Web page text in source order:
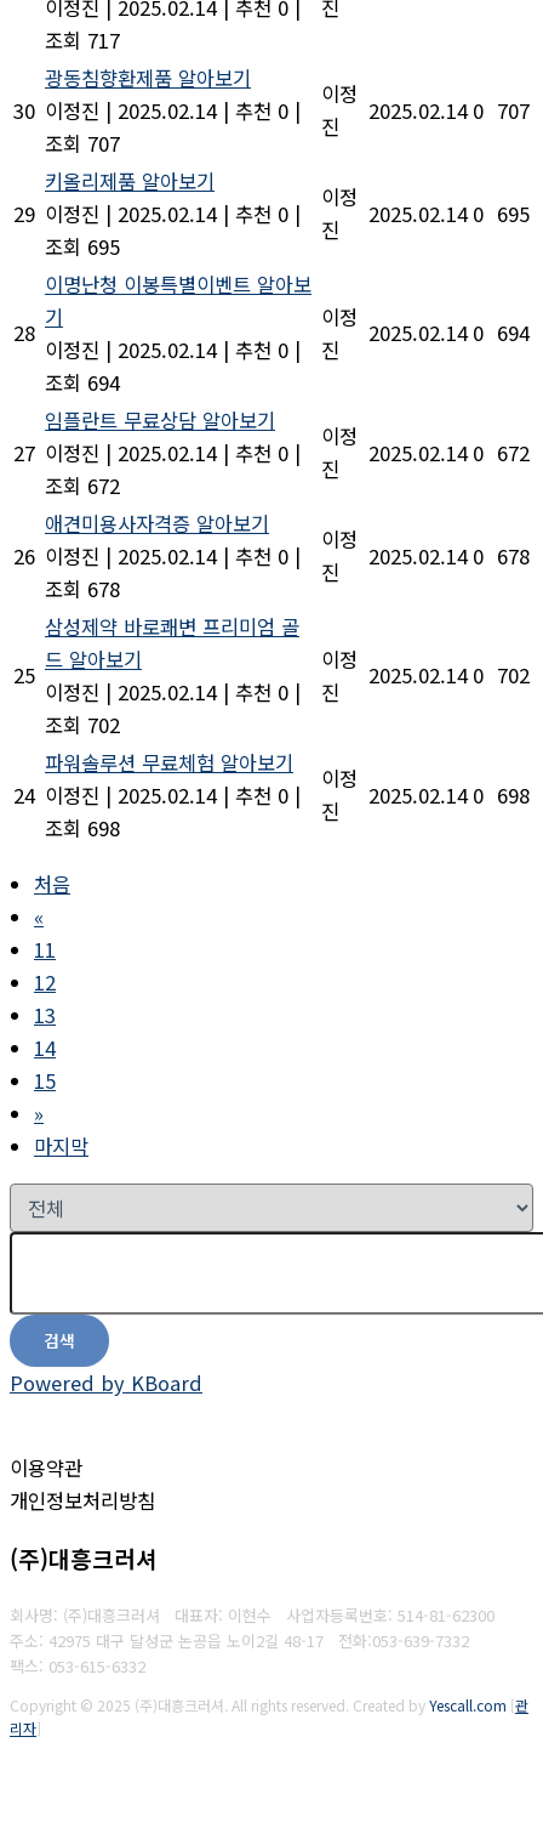
이정진 | 2025.02.14 | 추천 0 |
조회 717
진
30
광동침향환제품 알아보기
이정진 | 2025.02.14 | 추천 0 |
조회 707
이정
진
2025.02.14 0 707
29
키올리제품 알아보기
이정진 | 2025.02.14 | 추천 0 |
조회 695
이정
진
2025.02.14 0 695
28
이명난청 이봉특별이벤트 알아보
기
이정진 | 2025.02.14 | 추천 0 |
조회 694
이정
진
2025.02.14 0 694
27
임플란트 무료상담 알아보기
이정진 | 2025.02.14 | 추천 0 |
조회 672
이정
진
2025.02.14 0 672
26
애견미용사자격증 알아보기
이정진 | 2025.02.14 | 추천 0 |
조회 678
이정
진
2025.02.14 0 678
25
삼성제약 바로쾌변 프리미엄 골
드 알아보기
이정진 | 2025.02.14 | 추천 0 |
조회 702
이정
진
2025.02.14 0 702
24
파워솔루션 무료체험 알아보기
이정진 | 2025.02.14 | 추천 0 |
조회 698
이정
진
2025.02.14 0 698
처음
«
11
12
13
14
15
»
마지막
검색
Powered by KBoard
이용약관
개인정보처리방침
(주)대흥크러셔
회사명: (주)대흥크러셔 대표자: 이현수 사업자등록번호: 514-81-62300
주소: 42975 대구 달성군 논공읍 노이2길 48-17 전화:053-639-7332
팩스: 053-615-6332
Copyright © 2025 (주)대흥크러셔. All rights reserved. Created byYescall.com [관
리자]